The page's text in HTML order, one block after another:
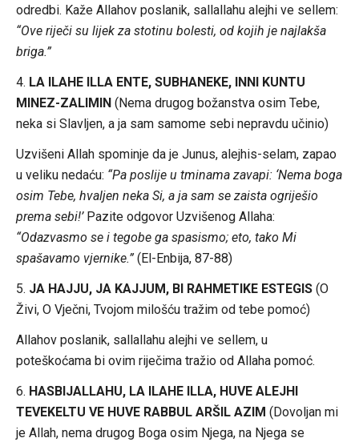
odredbi. Kaže Allahov poslanik, sallallahu alejhi ve sellem:
“Ove riječi su lijek za stotinu bolesti, od kojih je najlakša
briga.”
4. LA ILAHE ILLA ENTE, SUBHANEKE, INNI KUNTU
MINEZ-ZALIMIN (Nema drugog božanstva osim Tebe,
neka si Slavljen, a ja sam samome sebi nepravdu učinio)
Uzvišeni Allah spominje da je Junus, alejhis-selam, zapao
u veliku nedaću: “Pa poslije u tminama zavapi: ‘Nema boga
osim Tebe, hvaljen neka Si, a ja sam se zaista ogriješio
prema sebi!’ Pazite odgovor Uzvišenog Allaha:
“Odazvasmo se i tegobe ga spasismo; eto, tako Mi
spašavamo vjernike.”(El-Enbija, 87-88)
5. JA HAJJU, JA KAJJUM, BI RAHMETIKE ESTEGIS (O
Živi, O Vječni, Tvojom milošću tražim od tebe pomoć)
Allahov poslanik, sallallahu alejhi ve sellem, u
poteškoćama bi ovim riječima tražio od Allaha pomoć.
6. HASBIJALLAHU, LA ILAHE ILLA, HUVE ALEJHI
TEVEKELTU VE HUVE RABBUL ARŠIL AZIM (Dovoljan mi
je Allah, nema drugog Boga osim Njega, na Njega se